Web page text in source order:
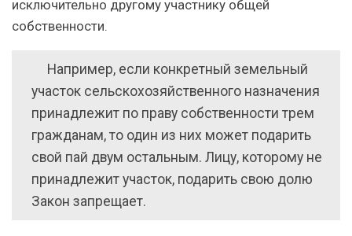
исключительно другому участнику общей
собственности.
Например, если конкретный земельный
участок сельскохозяйственного назначения
принадлежит по праву собственности трем
гражданам, то один из них может подарить
свой пай двум остальным. Лицу, которому не
принадлежит участок, подарить свою долю
Закон запрещает.